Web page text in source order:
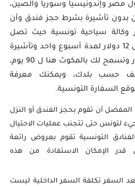
مصر وإندونيسيا وسوريا والصين،
يدخلون بدون تأشيرة بشرط حجز فندق وأن
وكالة سياحية تونسية حيث تصل
تكلفة تأشيرة المرور ل 12 دولار لمدة أسبوع واحد وتأشيرة
الدخول حوالي 45 دولار وتسمح لك بالمكوث هنا ل 90 يوم،
حسب بلدك، ويمكنك معرفة
السفارة التونسية.
أن تقوم بحجز الفندق أو النزل
لتونس حتى تتجنب عمليات الاحتيال
التونسية تقوم بعروض رائعة
قدر الإمكان الاستفادة من هذه
السفر تكلفة السفر الداخلية ليست